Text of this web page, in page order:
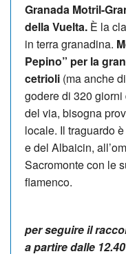
Granada Motril-
della Vuelta. È la
in terra granadina.
Pepino” per la
cetrioli (ma anche
godere di 320 giorni
del via, bisogna
locale. Il traguardo
e del Albaicin,
Sacromonte con le
flamenco.
per seguire il
a partire dalle 12.40